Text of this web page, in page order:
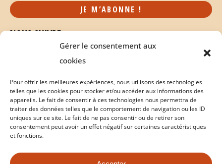
Gérer le consentement aux
cookies
Pour offrir les meilleures expériences, nous utilisons des technologies
telles que les cookies pour stocker et/ou accéder aux informations des
appareils. Le fait de consentir à ces technologies nous permettra de
traiter des données telles que le comportement de navigation ou les ID
uniques sur ce site. Le fait de ne pas consentir ou de retirer son
consentement peut avoir un effet négatif sur certaines caractéristiques
et fonctions.
NOUS SUIVRE